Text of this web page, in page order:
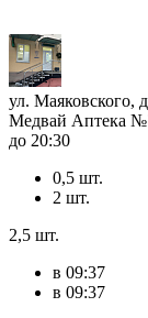
ул.
Медвай Аптека
до 20:30
0,5 шт.
2 шт.
2,5 шт.
в 09:37
в 09:37